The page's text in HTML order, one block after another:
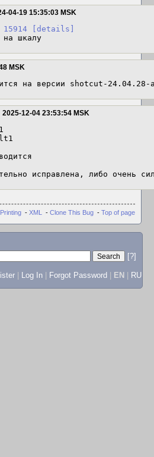
04-19 15:35:03 MSK
[details]
на шкалу
MSK
на версии shotcut-
2025-12-04 23:53:54 MSK
исправлена, либо очень
- XML - Clone This Bug - Top of page
[?]
Log In Forgot Password EN RU